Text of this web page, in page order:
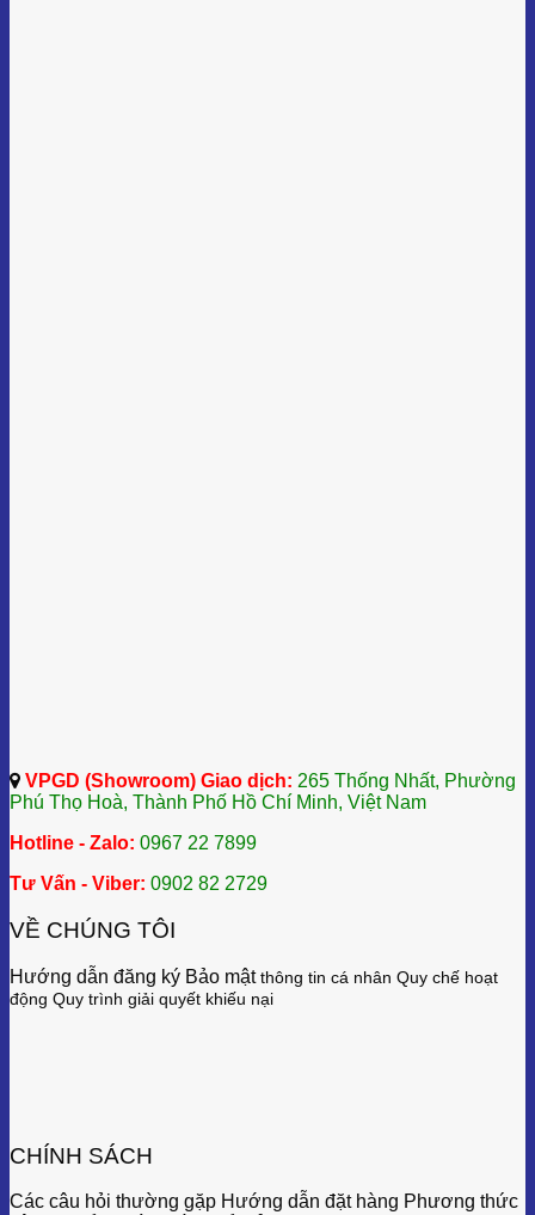
VPGD (Showroom) Giao dịch: 265 Thống Nhất, Phường
Phú Thọ Hoà, Thành Phố Hồ Chí Minh, Việt Nam
Hotline - Zalo: 0967 22 7899
Tư Vấn - Viber: 0902 82 2729
VỀ CHÚNG TÔI
Hướng dẫn đăng ký Bảo mậtthông tin cá nhân Quy chế hoạt
động Quy trình giải quyết khiếu nại
CHÍNH SÁCH
Các câu hỏi thường gặp Hướng dẫn đặt hàng Phương thức